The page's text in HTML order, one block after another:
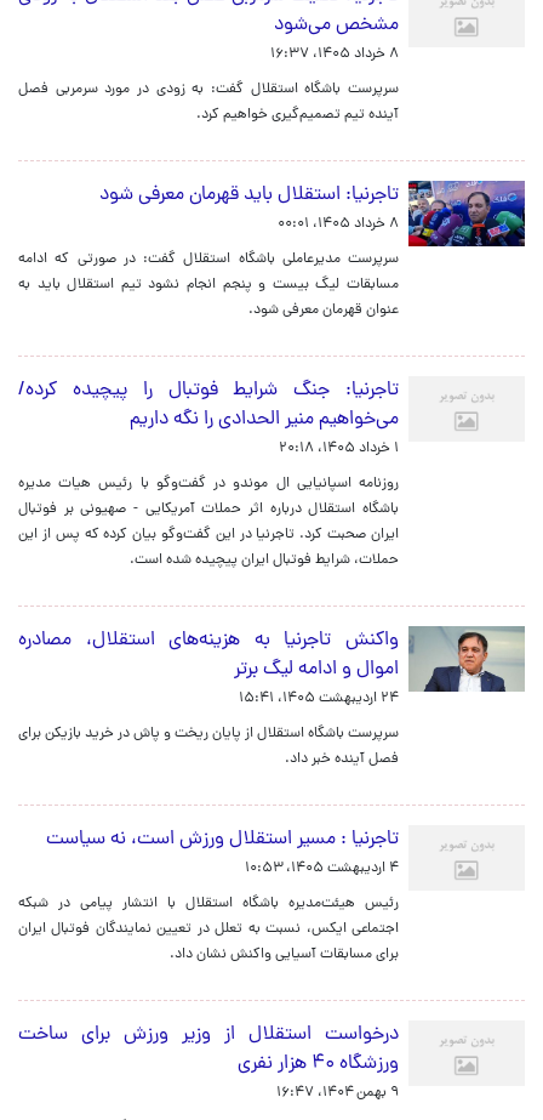
مشخص می‌شود
۸ خرداد ۱۴۰۵، ۱۶:۳۷
سرپرست باشگاه استقلال گفت: به زودی در مورد سرمربی فصل
آینده تیم تصمیم‌گیری خواهیم کرد.
تاجرنیا: استقلال باید قهرمان معرفی شود
۸ خرداد ۱۴۰۵، ۰۰:۰۱
سرپرست مدیرعاملی باشگاه استقلال گفت: در صورتی که ادامه
مسابقات لیگ بیست و پنجم انجام نشود تیم استقلال باید به
عنوان قهرمان معرفی شود.
تاجرنیا: جنگ شرایط فوتبال را پیچیده کرده/
می‌خواهیم منیر الحدادی را نگه داریم
۱ خرداد ۱۴۰۵، ۲۰:۱۸
روزنامه اسپانیایی ال موندو در گفت‌وگو با رئیس هیات مدیره
باشگاه استقلال درباره اثر حملات آمریکایی - صهیونی بر فوتبال
ایران صحبت کرد. تاجرنیا در این گفت‌وگو بیان کرده که پس از این
حملات، شرایط فوتبال ایران پیچیده شده است.
واکنش تاجرنیا به هزینه‌های استقلال، مصادره
اموال و ادامه لیگ برتر
۲۴ اردیبهشت ۱۴۰۵، ۱۵:۴۱
سرپرست باشگاه استقلال از پایان ریخت و پاش در خرید بازیکن برای
فصل آینده خبر داد.
تاجرنیا : مسیر استقلال ورزش است، نه سیاست
۴ اردیبهشت ۱۴۰۵، ۱۰:۵۳
رئیس هیئت‌مدیره باشگاه استقلال با انتشار پیامی در شبکه‌
اجتماعی ایکس، نسبت به تعلل در تعیین نمایندگان فوتبال ایران
برای مسابقات آسیایی واکنش نشان داد.
درخواست استقلال از وزیر ورزش برای ساخت
ورزشگاه ۴۰ هزار نفری
۹ بهمن ۱۴۰۴، ۱۶:۴۷